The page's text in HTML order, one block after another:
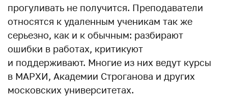
прогуливать не получится. Преподаватели
относятся к удаленным ученикам так же
серьезно, как и к обычным: разбирают
ошибки в работах, критикуют
и поддерживают. Многие из них ведут курсы
в МАРХИ, Академии Строганова и других
московских университетах.